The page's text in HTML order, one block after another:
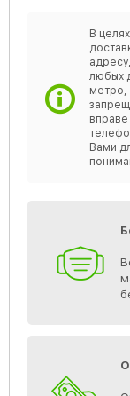
В
любых
метро,
Вами